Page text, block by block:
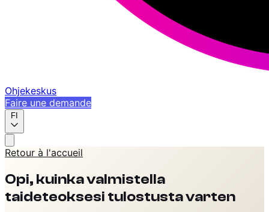
Ohjekeskus
Faire une demande
FI
Retour à l'accueil
Opi, kuinka valmistella
taideteoksesi tulostusta varten